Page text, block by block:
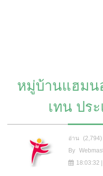
หมู่บ้านแฮมน
เทน ปร
อ่าน
(2,794)
By
18:03:32